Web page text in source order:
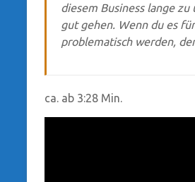
diesem Business lange
gut gehen. Wenn du es
problematisch werden,
ca. ab 3:28 Min.